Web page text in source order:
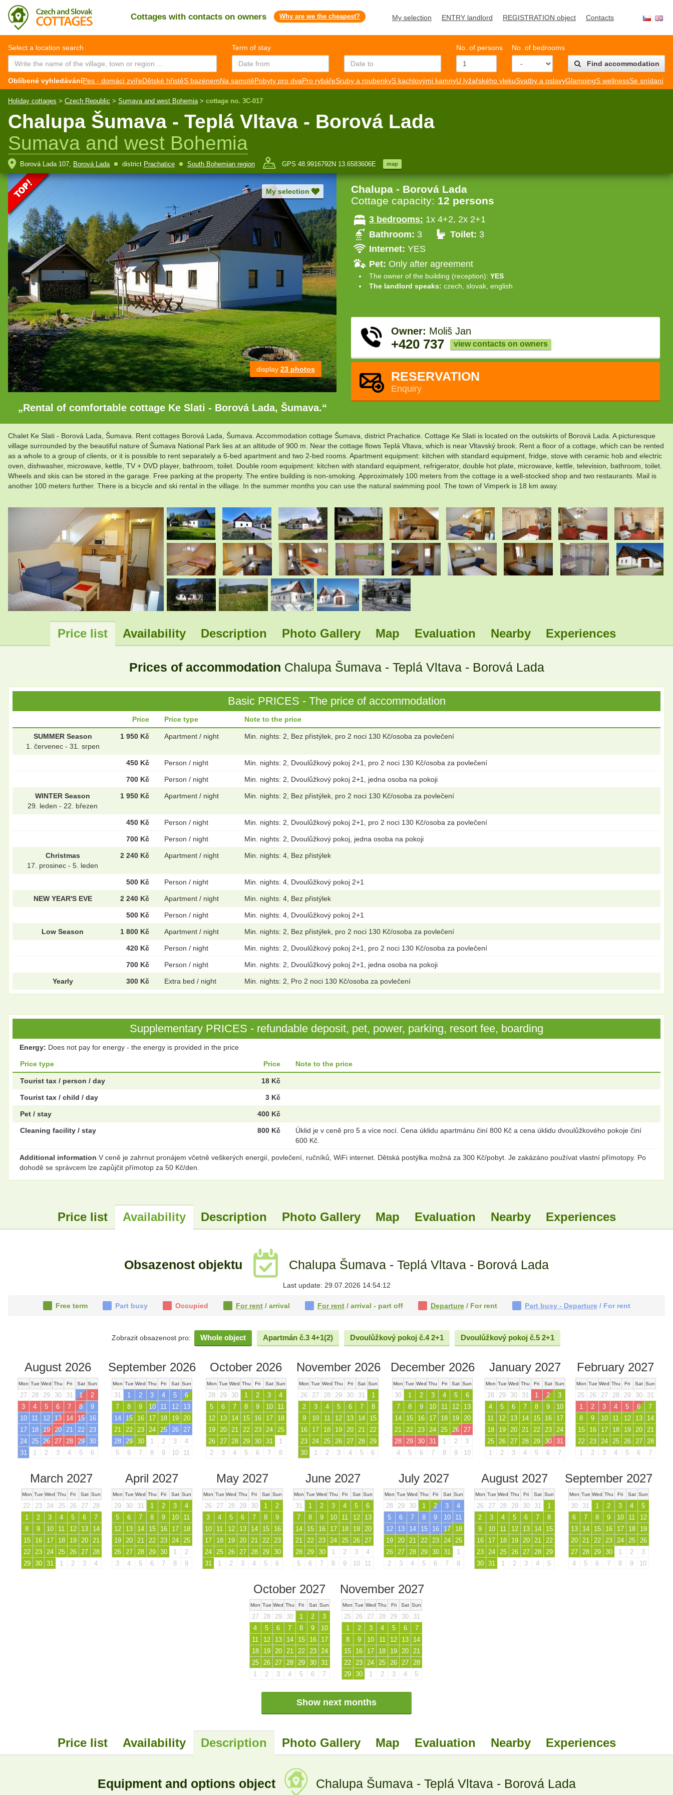
Cottages with contacts on owners Why are we the cheapest? My selection ENTRY landlord REGISTRATION object Contacts
CZ EN
Select a location search Term of stay No. of persons
No. of bedrooms
Find accommodation
Oblíbené vyhledáváníPes - domácí zvířeDětské hřistěS bazénemNa samotěPobyty pro dvaPro rybářeSruby a roubenkyS kachlovými kamnyU lyžařského vlekuSvatby a oslavyGlampingS wellnessSe snídaní
Holiday cottages > Czech Republic > Sumava and west Bohemia > cottage no. 3C-017
Chalupa Šumava - Teplá Vltava - Borová Lada
Sumava and west Bohemia
Borová Lada 107, Borová Lada district Prachatice South Bohemian region GPS 48.9916792N 13.6583606E map
My selection
display 23 photos
„Rental of comfortable cottage Ke Slati - Borová Lada, Šumava.“
Chalupa - Borová Lada
Cottage capacity: 12 persons
3 bedrooms: 1x 4+2, 2x 2+1
Bathroom: 3 Toilet: 3
Internet: YES
Pet: Only after agreement
The owner of the building (reception): YES
The landlord speaks: czech, slovak, english
Owner: Moliš Jan
+420 737 view contacts on owners
RESERVATION
Enquiry
Chalet Ke Slati - Borová Lada, Šumava. Rent cottages Borová Lada, Šumava. Accommodation cottage Šumava, district Prachatice. Cottage Ke Slati is located on the outskirts of Borová Lada. A picturesque
village surrounded by the beautiful nature of Šumava National Park lies at an altitude of 900 m. Near the cottage flows Teplá Vltava, which is near Vltavský brook. Rent a floor of a cottage, which can be rented
as a whole to a group of clients, or it is possible to rent separately a 6-bed apartment and two 2-bed rooms. Apartment equipment: kitchen with standard equipment, fridge, stove with ceramic hob and electric
oven, dishwasher, microwave, kettle, TV + DVD player, bathroom, toilet. Double room equipment: kitchen with standard equipment, refrigerator, double hot plate, microwave, kettle, television, bathroom, toilet.
Wheels and skis can be stored in the garage. Free parking at the property. The entire building is non-smoking. Approximately 100 meters from the cottage is a well-stocked shop and two restaurants. Mail is
another 100 meters further. There is a bicycle and ski rental in the village. In the summer months you can use the natural swimming pool. The town of Vimperk is 18 km away.
Price list Availability Description Photo Gallery Map Evaluation Nearby Experiences
Prices of accommodation Chalupa Šumava - Teplá Vltava - Borová Lada
Basic PRICES - The price of accommodation
Price Price type Note to the price
SUMMER Season
1. červenec - 31. srpen
1 950 Kč Apartment / night Min. nights: 2, Bez přistýlek, pro 2 noci 130 Kč/osoba za povlečení
450 Kč Person / night Min. nights: 2, Dvoulůžkový pokoj 2+1, pro 2 noci 130 Kč/osoba za povlečení
700 Kč Person / night Min. nights: 2, Dvoulůžkový pokoj 2+1, jedna osoba na pokoji
WINTER Season
29. leden - 22. březen
1 950 Kč Apartment / night Min. nights: 2, Bez přistýlek, pro 2 noci 130 Kč/osoba za povlečení
450 Kč Person / night Min. nights: 2, Dvoulůžkový pokoj 2+1, pro 2 noci 130 Kč/osoba za povlečení
700 Kč Person / night Min. nights: 2, Dvoulůžkový pokoj, jedna osoba na pokoji
Christmas
17. prosinec - 5. leden
2 240 Kč Apartment / night Min. nights: 4, Bez přistýlek
500 Kč Person / night Min. nights: 4, Dvoulůžkový pokoj 2+1
NEW YEAR'S EVE 2 240 Kč Apartment / night Min. nights: 4, Bez přistýlek
500 Kč Person / night Min. nights: 4, Dvoulůžkový pokoj 2+1
Low Season 1 800 Kč Apartment / night Min. nights: 2, Bez přistýlek, pro 2 noci 130 Kč/osoba za povlečení
420 Kč Person / night Min. nights: 2, Dvoulůžkový pokoj 2+1, pro 2 noci 130 Kč/osoba za povlečení
700 Kč Person / night Min. nights: 2, Dvoulůžkový pokoj 2+1, jedna osoba na pokoji
Yearly 300 Kč Extra bed / night Min. nights: 2, Pro 2 noci 130 Kč/osoba za povlečení
Supplementary PRICES - refundable deposit, pet, power, parking, resort fee, boarding
Energy: Does not pay for energy - the energy is provided in the price
Price type Price Note to the price
Tourist tax / person / day 18 Kč
Tourist tax / child / day 3 Kč
Pet / stay 400 Kč
Cleaning facility / stay 800 Kč
Úklid je v ceně pro 5 a více nocí. Cena úklidu apartmánu činí 800 Kč a cena úklidu dvoulůžkového pokoje činí
600 Kč.
Additional information V ceně je zahrnut pronájem včetně veškerých energií, povlečení, ručníků, WiFi internet. Dětská postýlka možná za 300 Kč/pobyt. Je zakázáno používat vlastní přímotopy. Po
dohodě se správcem lze zapůjčit přímotop za 50 Kč/den.
Price list Availability Description Photo Gallery Map Evaluation Nearby Experiences
Obsazenost objektu Chalupa Šumava - Teplá Vltava - Borová Lada
Last update: 29.07.2026 14:54:12
Free term Part busy Occupied For rent/ arrival For rent/ arrival - part off Departure/ For rent Part busy - Departure/ For rent
Zobrazit obsazenost pro: Whole object Apartmán č.3 4+1(2) Dvoulůžkový pokoj č.4 2+1 Dvoulůžkový pokoj č.5 2+1
August 2026
Mon Tue Wed Thu Fri Sat Sun
27 28 29 30 31 1
2
3
4 5 6 7 8
9
10
11 12 13 14 15
16
17
18 19 20 21 22
23
24
25 26 27 28 29
30
31
1 2 3 4 5 6
September 2026
Mon Tue Wed Thu Fri Sat Sun
31 1 2 3 4 5
6
7
8 9 10 11 12
13
14
15 16 17 18 19
20
21
22 23 24 25 26
27
28
29 30 1 2 3
4
5
6 7 8 9 10 11
October 2026
Mon Tue Wed Thu Fri Sat Sun
28 29 30 1 2 3
4
5
6 7 8 9 10
11
12
13 14 15 16 17
18
19
20 21 22 23 24
25
26
27 28 29 30 31
1
2
3 4 5 6 7 8
November 2026
Mon Tue Wed Thu Fri Sat Sun
26 27 28 29 30 31
1
2
3 4 5 6 7
8
9
10 11 12 13 14
15
16
17 18 19 20 21
22
23
24 25 26 27 28
29
30
1 2 3 4 5 6
December 2026
Mon Tue Wed Thu Fri Sat Sun
30 1 2 3 4 5
6
7
8 9 10 11 12
13
14
15 16 17 18 19
20
21
22 23 24 25 26
27
28
29 30 31 1 2
3
4
5 6 7 8 9 10
January 2027
Mon Tue Wed Thu Fri Sat Sun
28 29 30 31 1 2
3
4
5 6 7 8 9
10
11
12 13 14 15 16
17
18
19 20 21 22 23
24
25
26 27 28 29 30
31
1
2 3 4 5 6 7
February 2027
Mon Tue Wed Thu Fri Sat Sun
25 26 27 28 29 30
31
1
2 3 4 5 6
7
8
9 10 11 12 13
14
15
16 17 18 19 20
21
22
23 24 25 26 27
28
1
2 3 4 5 6 7
March 2027
Mon Tue Wed Thu Fri Sat Sun
22 23 24 25 26 27
28
1
2 3 4 5 6
7
8
9 10 11 12 13
14
15
16 17 18 19 20
21
22
23 24 25 26 27
28
29
30 31 1 2 3 4
April 2027
Mon Tue Wed Thu Fri Sat Sun
29 30 31 1 2 3
4
5
6 7 8 9 10
11
12
13 14 15 16 17
18
19
20 21 22 23 24
25
26
27 28 29 30 1
2
3
4 5 6 7 8 9
May 2027
Mon Tue Wed Thu Fri Sat Sun
26 27 28 29 30 1
2
3
4 5 6 7 8
9
10
11 12 13 14 15
16
17
18 19 20 21 22
23
24
25 26 27 28 29
30
31
1 2 3 4 5 6
June 2027
Mon Tue Wed Thu Fri Sat Sun
31 1 2 3 4 5
6
7
8 9 10 11 12
13
14
15 16 17 18 19
20
21
22 23 24 25 26
27
28
29 30 1 2 3
4
5
6 7 8 9 10 11
July 2027
Mon Tue Wed Thu Fri Sat Sun
28 29 30 1 2 3
4
5
6 7 8 9 10
11
12
13 14 15 16 17
18
19
20 21 22 23 24
25
26
27 28 29 30 31
1
2
3 4 5 6 7 8
August 2027
Mon Tue Wed Thu Fri Sat Sun
26 27 28 29 30 31
1
2
3 4 5 6 7
8
9
10 11 12 13 14
15
16
17 18 19 20 21
22
23
24 25 26 27 28
29
30
31 1 2 3 4 5
September 2027
Mon Tue Wed Thu Fri Sat Sun
30 31 1 2 3 4
5
6
7 8 9 10 11
12
13
14 15 16 17 18
19
20
21 22 23 24 25
26
27
28 29 30 1 2
3
4
5 6 7 8 9 10
October 2027
Mon Tue Wed Thu Fri Sat Sun
27 28 29 30 1 2
3
4
5 6 7 8 9
10
11
12 13 14 15 16
17
18
19 20 21 22 23
24
25
26 27 28 29 30
31
1
2 3 4 5 6 7
November 2027
Mon Tue Wed Thu Fri Sat Sun
25 26 27 28 29 30
31
1
2 3 4 5 6
7
8
9 10 11 12 13
14
15
16 17 18 19 20 21
22 23 24 25 26 27 28
29 30 1 2 3 4 5
Show next months
Price list Availability Description Photo Gallery Map Evaluation Nearby Experiences
Equipment and options object Chalupa Šumava - Teplá Vltava - Borová Lada